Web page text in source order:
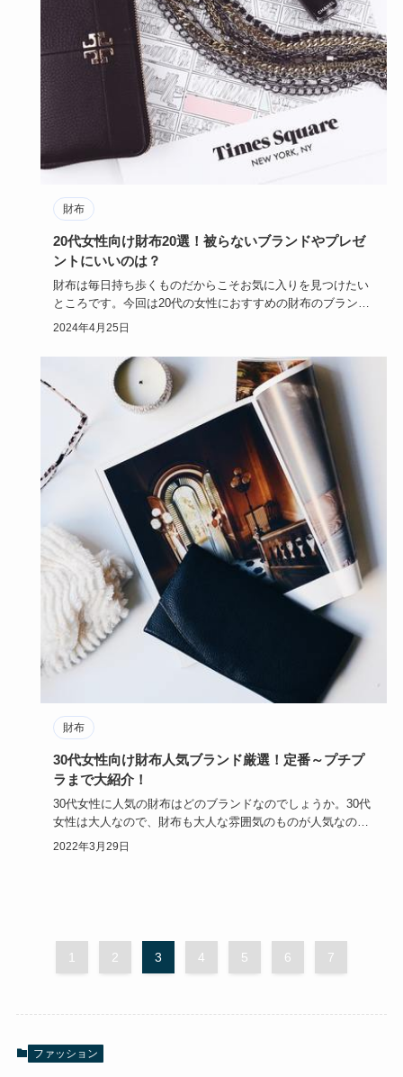
財布
20代女性向け財布20選！被らないブランドやプレゼ
ントにいいのは？
財布は毎日持ち歩くものだからこそお気に入りを見つけたい
ところです。今回は20代の女性におすすめの財布のブラン
ド・シリーズを…
2024年4月25日
財布
30代女性向け財布人気ブランド厳選！定番～プチプ
ラまで大紹介！
30代女性に人気の財布はどのブランドなのでしょうか。30代
女性は大人なので、財布も大人な雰囲気のものが人気なので
しょうか？…
2022年3月29日
1 2 3 4 5 6 7
ファッション